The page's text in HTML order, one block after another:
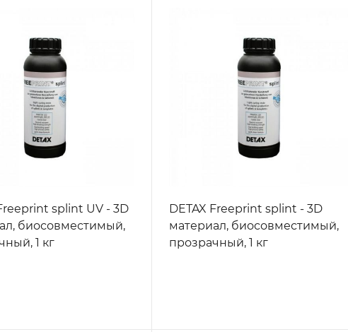
splint UV - 3D
биосовместимый,
1 кг
DETAX Freeprint splint - 3D
материал, биосовместимый,
прозрачный, 1 кг